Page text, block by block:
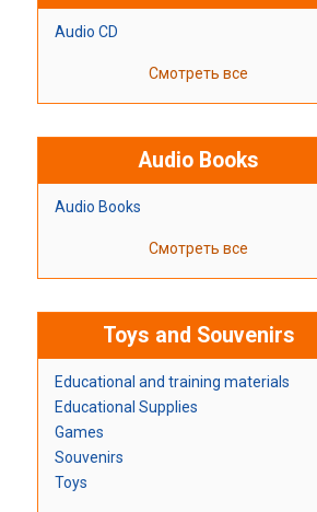
Audio CD
Смотреть все
Audio Books
Audio Books
Смотреть все
Toys and Souvenirs
Educational and training materials
Educational Supplies
Games
Souvenirs
Toys